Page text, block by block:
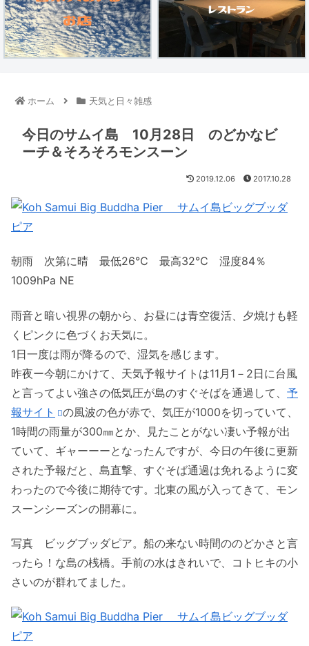
ホーム 天気と日々雑感
今日のサムイ島 10月28日 のどかなビ
ーチ＆そろそろモンスーン
2019.12.06 2017.10.28
朝雨 次第に晴 最低26℃ 最高32℃ 湿度84％
1009hPa NE
雨音と暗い視界の朝から、お昼には青空復活、夕焼けも軽
くピンクに色づくお天気に。
1日一度は雨が降るので、湿気を感じます。
昨夜ー今朝にかけて、天気予報サイトは11月1－2日に台風
と言ってよい強さの低気圧が島のすぐそばを通過して、 予
報サイト
の風波の色が赤で、気圧が1000を切っていて、
1時間の雨量が300㎜とか、見たことがない凄い予報が出
ていて、ギャーーーとなったんですが、今日の午後に更新
された予報だと、島直撃、すぐそば通過は免れるように変
わったので今後に期待です。北東の風が入ってきて、モン
スーンシーズンの開幕に。
写真 ビッグブッダピア。船の来ない時間ののどかさと言
ったら！な島の桟橋。手前の水はきれいで、コトヒキの小
さいのが群れてました。